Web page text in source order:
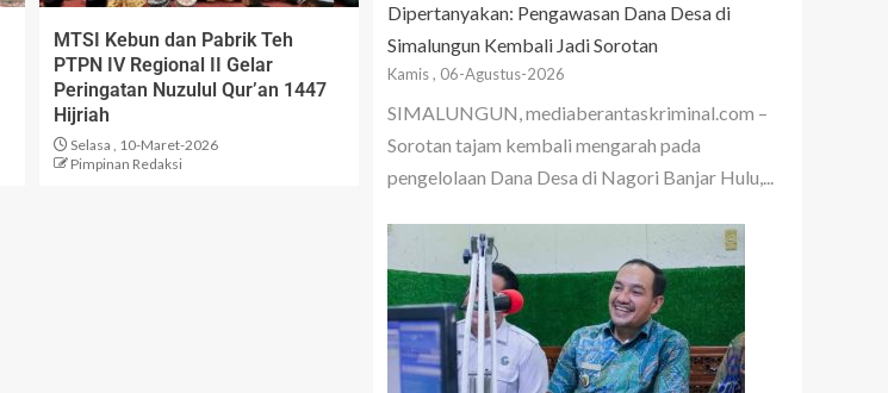
MTSI Kebun dan Pabrik Teh
PTPN IV Regional II Gelar
Peringatan Nuzulul Qur’an 1447
Hijriah
Selasa , 10-Maret-2026
Pimpinan Redaksi
Dipertanyakan: Pengawasan Dana Desa di
Simalungun Kembali Jadi Sorotan
Kamis , 06-Agustus-2026
SIMALUNGUN, mediaberantaskriminal.com –
Sorotan tajam kembali mengarah pada
pengelolaan Dana Desa di Nagori Banjar Hulu,...